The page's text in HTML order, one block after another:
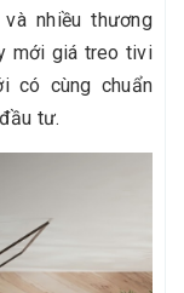
và nhiều thương
mới giá treo tivi
có cùng chuẩn
tư.